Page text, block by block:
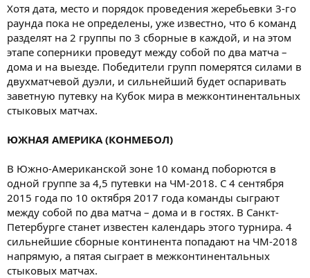
Хотя дата, место и порядок проведения жеребьевки 3-го
раунда пока не определены, уже известно, что 6 команд
разделят на 2 группы по 3 сборные в каждой, и на этом
этапе соперники проведут между собой по два матча –
дома и на выезде. Победители групп померятся силами в
двухматчевой дуэли, и сильнейший будет оспаривать
заветную путевку на Кубок мира в межконтинентальных
стыковых матчах.
ЮЖНАЯ АМЕРИКА (КОНМЕБОЛ)
В Южно-Американской зоне 10 команд поборются в
одной группе за 4,5 путевки на ЧМ-2018. С 4 сентября
2015 года по 10 октября 2017 года команды сыграют
между собой по два матча – дома и в гостях. В Санкт-
Петербурге станет известен календарь этого турнира. 4
сильнейшие сборные континента попадают на ЧМ-2018
напрямую, а пятая сыграет в межконтинентальных
стыковых матчах.